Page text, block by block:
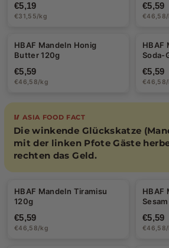
€5,19
€31,55/kg
€5,59
HBAF Mandeln Honig
Butter 120g
€5,59
€46,58/kg
HBAF
Soda-
€5,59
🥢 ASIA FOOD FACT
Die winkende Glückskatze
mit der linken Pfote Gäste
rechten das Geld.
HBAF Mandeln Tiramisu
120g
€5,59
€46,58/kg
HBAF
€5,59